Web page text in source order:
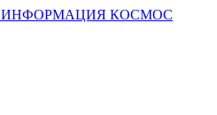
ИНФОРМАЦИЯ КОСМОС